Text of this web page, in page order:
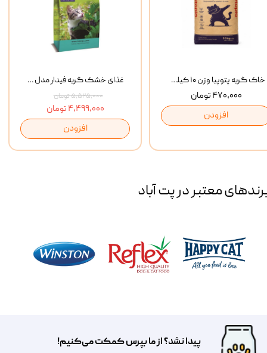
غذای خشک گربه فیدار مدل Adult وزن 10 کیلوگرم
۵,۵۲۵,۰۰۰ تومان
۴,۴۹۹,۰۰۰ تومان
افزودن
خاک گربه پتوپیا وزن ۱۰ کیلوگرم
۴۷۰,۰۰۰ تومان
افزودن
معتبر در پت آباد
پیدا نشد؟ از ما بپرس کمکت می‌کنیم!